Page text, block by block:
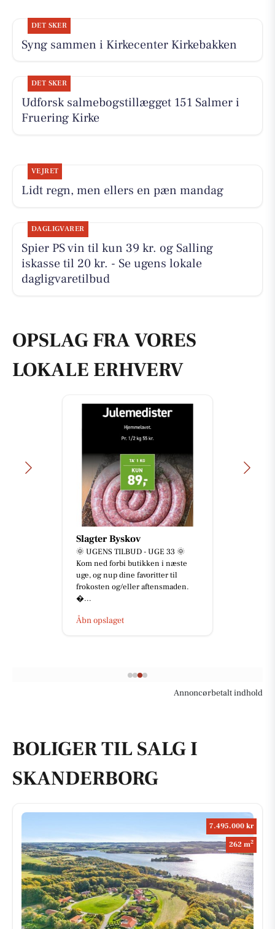
DET SKER
Syng sammen i Kirkecenter Kirkebakken
DET SKER
Udforsk salmebogstillægget 151 Salmer i
Fruering Kirke
VEJRET
Lidt regn, men ellers en pæn mandag
DAGLIGVARER
Spier PS vin til kun 39 kr. og Salling
iskasse til 20 kr. - Se ugens lokale
dagligvaretilbud
OPSLAG FRA VORES
LOKALE ERHVERV
Slagter Byskov
🌞 UGENS TILBUD - UGE 33 🌞
Kom ned forbi butikken i næste
uge, og nup dine favoritter til
frokosten og/eller aftensmaden.
...
Åbn opslaget
Annoncørbetalt indhold
BOLIGER TIL SALG I
SKANDERBORG
7.495.000 kr
262 m2